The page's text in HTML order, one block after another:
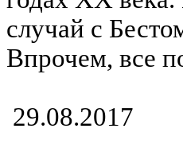
случай с
Впрочем, все
29.08.2017